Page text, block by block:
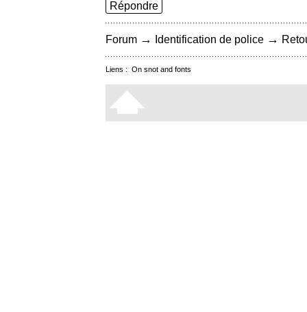
Répondre
Forum → Identification de police →
Liens : On snot and fonts